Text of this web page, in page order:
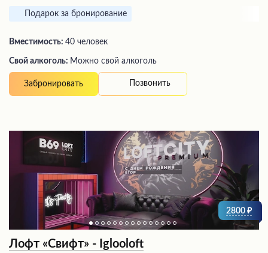
Подарок за бронирование
Вместимость: 40 человек
Свой алкоголь: Можно свой алкоголь
Забронировать Позвонить
2800
Лофт «Свифт» - Iglooloft